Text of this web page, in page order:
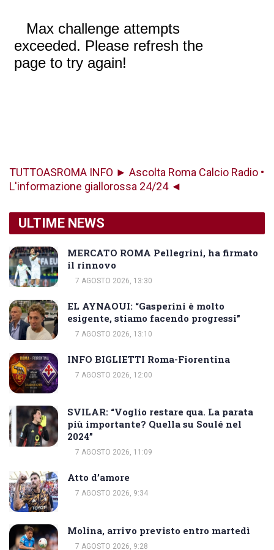
TUTTOASROMA INFO ► Ascolta Roma Calcio Radio •
L'informazione giallorossa 24/24 ◄
ULTIME NEWS
MERCATO ROMA Pellegrini, ha firmato
il rinnovo
7 AGOSTO 2026, 13:30
EL AYNAOUI: “Gasperini è molto
esigente, stiamo facendo progressi”
7 AGOSTO 2026, 13:10
INFO BIGLIETTI Roma-Fiorentina
7 AGOSTO 2026, 12:00
SVILAR: “Voglio restare qua. La parata
più importante? Quella su Soulé nel
2024”
7 AGOSTO 2026, 11:09
Atto d’amore
7 AGOSTO 2026, 9:34
Molina, arrivo previsto entro martedì
7 AGOSTO 2026, 9:28